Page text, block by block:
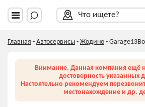
Что ищете?
Главная - Автосервисы - Жодино -
Внимание. Данная компания ещё
достоверность указанных
Настоятельно рекомендуем
местонахождение и др.